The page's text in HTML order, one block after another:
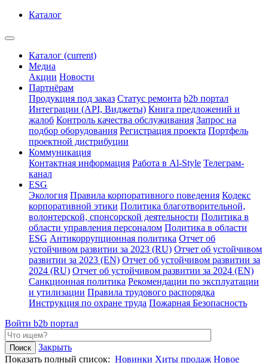
Каталог
Каталог (current)
Медиа
Акции Новости
Партнёрам
Продукция под заказ Статус ремонта b2b портал
Интеграции (API, Виджеты) Книга предложений и
жалоб Контроль качества обслуживания Запрос на
подбор оборудования Регистрация проекта Портфель
проектной дистрибуции
Коммуникация
Контактная информация Работа в Al-Style Телеграм-
канал
ESG
Экология Правила корпоративного поведения Кодекс
корпоративной этики Политика благотворительной,
волонтерской, спонсорской деятельности Политика в
области управления персоналом Политика в области
ESG Антикоррупционная политика Отчет об
устойчивом развитии за 2023 (RU) Отчет об устойчивом
развитии за 2023 (EN) Отчет об устойчивом развитии за
2024 (RU) Отчет об устойчивом развитии за 2024 (EN)
Санкционная политика Рекомендации по эксплуатации
и утилизации Правила трудового распорядка
Инструкция по охране труда Пожарная Безопасность
Войти b2b портал
Закрыть
Показать полный список: Новинки Хиты продаж Новое